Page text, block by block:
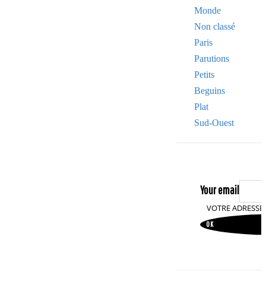
Monde
Non classé
Paris
Parutions
Petits
Beguins
Plat
Sud-Ouest
Your email
VOTRE
OK